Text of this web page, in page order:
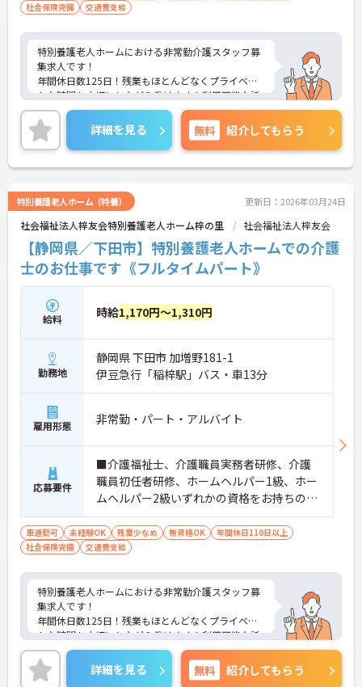
社会保険完備
交通費支給
特別養護老人ホームにおける非常勤介護スタッフ募
集求人です！
年間休日数125日！残業もほとんどなくプライベー
トな時間も大切にしながら働けます！利用可能な託
児所もあり子育て中の方も安心！
ご興味ある方には、面接のポイントなど、さらに詳
細をお話致しますのでお気軽にご相談ください。
詳細を見る 無料 紹介してもらう
特別養護老人ホーム（特養） 更新日：2026年03月24日
社会福祉法人梓友会特別養護老人ホーム梓の里 社会福祉法人梓友会
【静岡県／下田市】特別養護老人ホームでの介護
士のお仕事です《フルタイムパート》
給料 時給1,170円～1,310円
勤務地
静岡県 下田市 加増野181-1
伊豆急行「稲梓駅」バス・車13分
雇用形態 非常勤・パート・アルバイト
応募要件
■介護福祉士、介護職員実務者研修、介護
職員初任者研修、ホームヘルパー1級、ホー
ムヘルパー2級いずれかの資格をお持ちの方
※無資格・未経験応相談
車通勤可 未経験OK 残業少なめ 無資格OK
年間休日110日以上
社会保険完備
交通費支給
特別養護老人ホームにおける非常勤介護スタッフ募
集求人です！
年間休日数125日！残業もほとんどなくプライベー
トな時間も大切にしながら働けます！利用可能な託
児所もあり子育て中の方も安心！
ご興味ある方には、面接のポイントなど、さらに詳
細をお話致しますのでお気軽にご相談ください。
詳細を見る 無料 紹介してもらう